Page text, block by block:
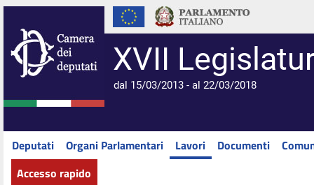
XVII
dal 15/03/2013 - al 22/03/2018
Deputati Organi Parlamentari Lavori Documenti
Accesso rapido